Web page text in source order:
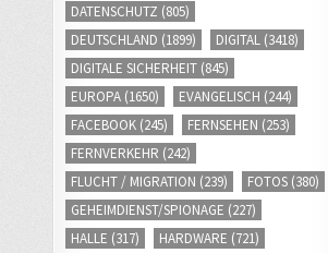
DATENSCHUTZ (805)
DEUTSCHLAND (1899) DIGITAL (3418)
DIGITALE SICHERHEIT (845)
EUROPA (1650) EVANGELISCH (244)
FACEBOOK (245) FERNSEHEN (253)
FERNVERKEHR (242)
FLUCHT / MIGRATION (239) FOTOS (380)
GEHEIMDIENST/SPIONAGE (227)
HALLE (317) HARDWARE (721)